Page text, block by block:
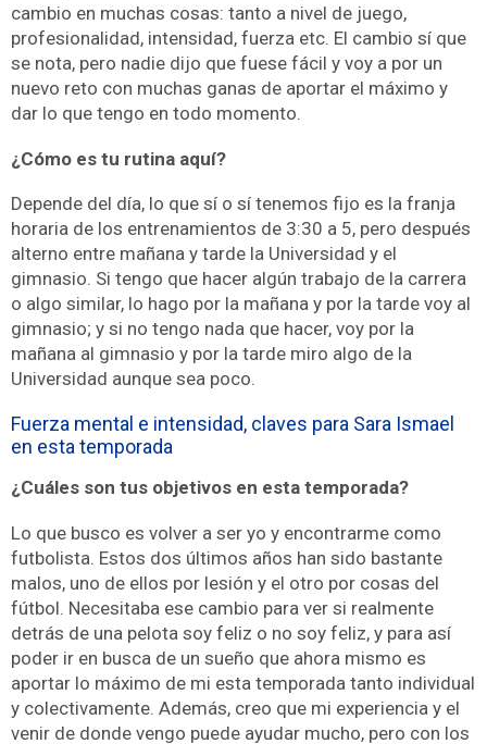
cambio en muchas cosas: tanto a nivel de juego,
profesionalidad, intensidad, fuerza etc. El cambio sí que
se nota, pero nadie dijo que fuese fácil y voy a por un
nuevo reto con muchas ganas de aportar el máximo y
dar lo que tengo en todo momento.
¿Cómo es tu rutina aquí?
Depende del día, lo que sí o sí tenemos fijo es la franja
horaria de los entrenamientos de 3:30 a 5, pero después
alterno entre mañana y tarde la Universidad y el
gimnasio. Si tengo que hacer algún trabajo de la carrera
o algo similar, lo hago por la mañana y por la tarde voy al
gimnasio; y si no tengo nada que hacer, voy por la
mañana al gimnasio y por la tarde miro algo de la
Universidad aunque sea poco.
Fuerza mental e intensidad, claves para Sara Ismael
en esta temporada
¿Cuáles son tus objetivos en esta temporada?
Lo que busco es volver a ser yo y encontrarme como
futbolista. Estos dos últimos años han sido bastante
malos, uno de ellos por lesión y el otro por cosas del
fútbol. Necesitaba ese cambio para ver si realmente
detrás de una pelota soy feliz o no soy feliz, y para así
poder ir en busca de un sueño que ahora mismo es
aportar lo máximo de mi esta temporada tanto individual
y colectivamente. Además, creo que mi experiencia y el
venir de donde vengo puede ayudar mucho, pero con los